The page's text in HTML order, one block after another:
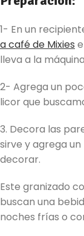
1- En un
a café de Mixies
lleva a la
2- Agrega un
licor que
3. Decora las
sirve y agrega
decorar.
Este granizado
buscan una
noches frías o